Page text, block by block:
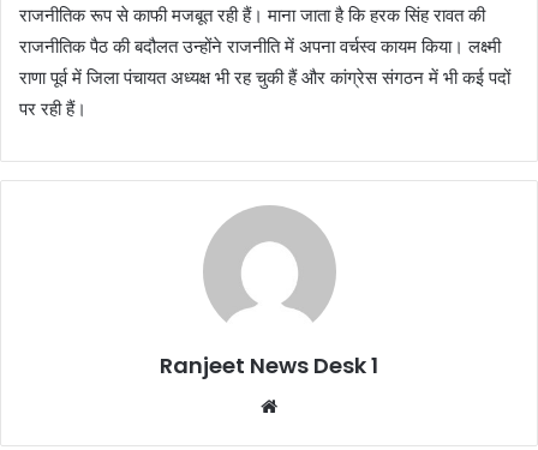
राजनीतिक रूप से काफी मजबूत रही हैं। माना जाता है कि हरक सिंह रावत की
राजनीतिक पैठ की बदौलत उन्होंने राजनीति में अपना वर्चस्व कायम किया। लक्ष्मी
राणा पूर्व में जिला पंचायत अध्यक्ष भी रह चुकी हैं और कांग्रेस संगठन में भी कई पदों
पर रही हैं।
Ranjeet News Desk 1